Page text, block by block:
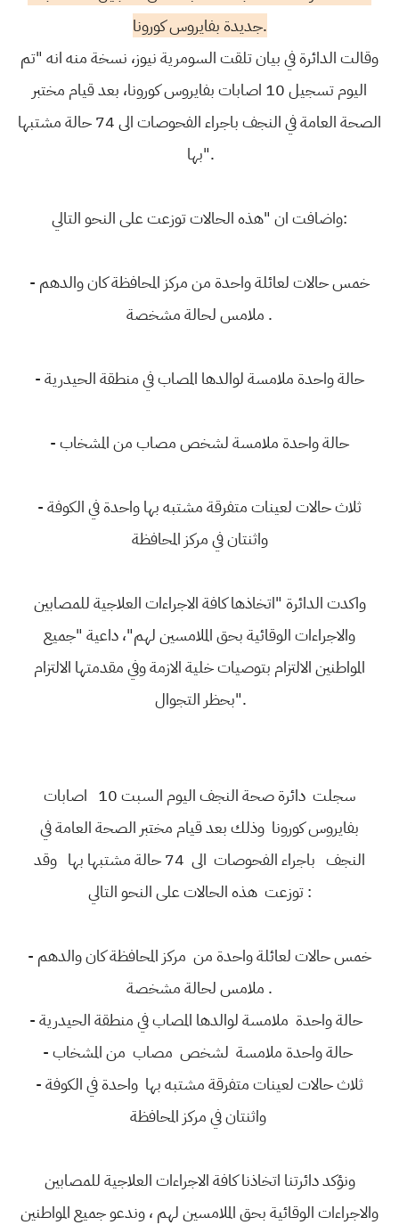
جديدة بفايروس كورونا.
وقالت الدائرة في بيان تلقت السومرية نيوز، نسخة منه انه "تم
اليوم تسجيل 10 اصابات بفايروس كورونا، بعد قيام مختبر
الصحة العامة في النجف باجراء الفحوصات الى 74 حالة مشتبها
بها".
واضافت ان "هذه الحالات توزعت على النحو التالي:
- خمس حالات لعائلة واحدة من مركز المحافظة كان والدهم
ملامس لحالة مشخصة .
- حالة واحدة ملامسة لوالدها المصاب في منطقة الحيدرية
- حالة واحدة ملامسة لشخص مصاب من المشخاب
- ثلاث حالات لعينات متفرقة مشتبه بها واحدة في الكوفة
واثنتان في مركز المحافظة
واكدت الدائرة "اتخاذها كافة الاجراءات العلاجية للمصابين
والاجراءات الوقائية بحق الملامسين لهم"، داعية "جميع
المواطنين الالتزام بتوصيات خلية الازمة وفي مقدمتها الالتزام
بحظر التجوال".
سجلت دائرة صحة النجف اليوم السبت 10 اصابات
بفايروس كورونا وذلك بعد قيام مختبر الصحة العامة في
النجف باجراء الفحوصات الى 74 حالة مشتبها بها وقد
توزعت هذه الحالات على النحو التالي :
- خمس حالات لعائلة واحدة من مركز المحافظة كان والدهم
ملامس لحالة مشخصة .
- ثلاث حالات لعينات متفرقة مشتبه بها واحدة في الكوفة
واثنتان في مركز المحافظة
ونؤكد دائرتنا اتخاذنا كافة الاجراءات العلاجية للمصابين
والاجراءات الوقائية بحق الملامسين لهم ، وندعو جميع المواطنين